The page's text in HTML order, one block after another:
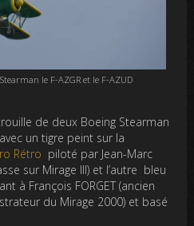
le F-AZGR et le F-AZUD
de deux Boeing Stearman
un tigre peint sur la
Rétro piloté par Jean-Marc
sur Mirage III) et l’autre bleu
à François FORGET (ancien
du Mirage 2000) et basé